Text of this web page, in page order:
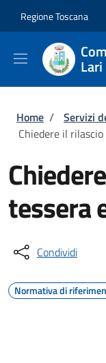
Regione Toscana
Lari
Briciole
Home / Servizi
Chiedere il
tessera
Condividi
Normativa di